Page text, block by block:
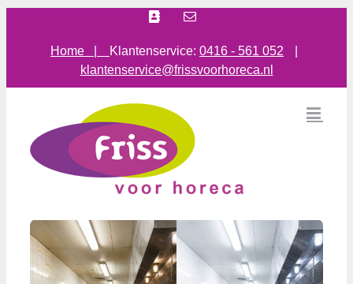
Facebook
E-
Home | Klantenservice: 0416 - 561 052
klantenservice@frissvoorhoreca.nl